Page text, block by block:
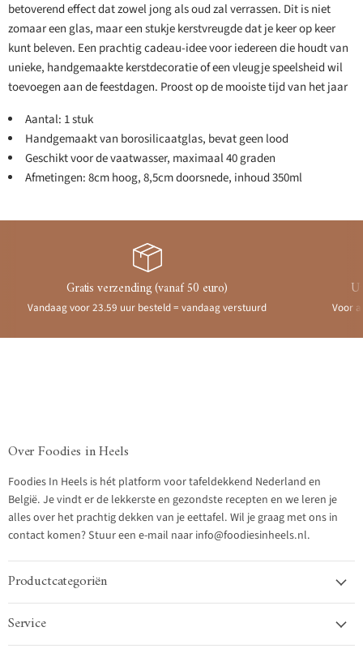
betoverend effect dat zowel jong als oud zal verrassen. Dit is niet
zomaar een glas, maar een stukje kerstvreugde dat je keer op keer
kunt beleven. Een prachtig cadeau-idee voor iedereen die houdt van
unieke, handgemaakte kerstdecoratie of een vleugje speelsheid wil
toevoegen aan de feestdagen. Proost op de mooiste tijd van het jaar
Aantal: 1 stuk
Handgemaakt van borosilicaatglas, bevat geen lood
Geschikt voor de vaatwasser, maximaal 40 graden
Afmetingen: 8cm hoog, 8,5cm doorsnede, inhoud 350ml
Gratis verzending (vanaf 50 euro)
Vandaag voor 23.59 uur besteld = vandaag verstuurd Voor
Over Foodies in Heels
Foodies In Heels is hét platform voor tafeldekkend Nederland en
België. Je vindt er de lekkerste en gezondste recepten en we leren je
alles over het prachtig dekken van je eettafel. Wil je graag met ons in
contact komen? Stuur een e-mail naar info@foodiesinheels.nl.
Productcategoriën
Service